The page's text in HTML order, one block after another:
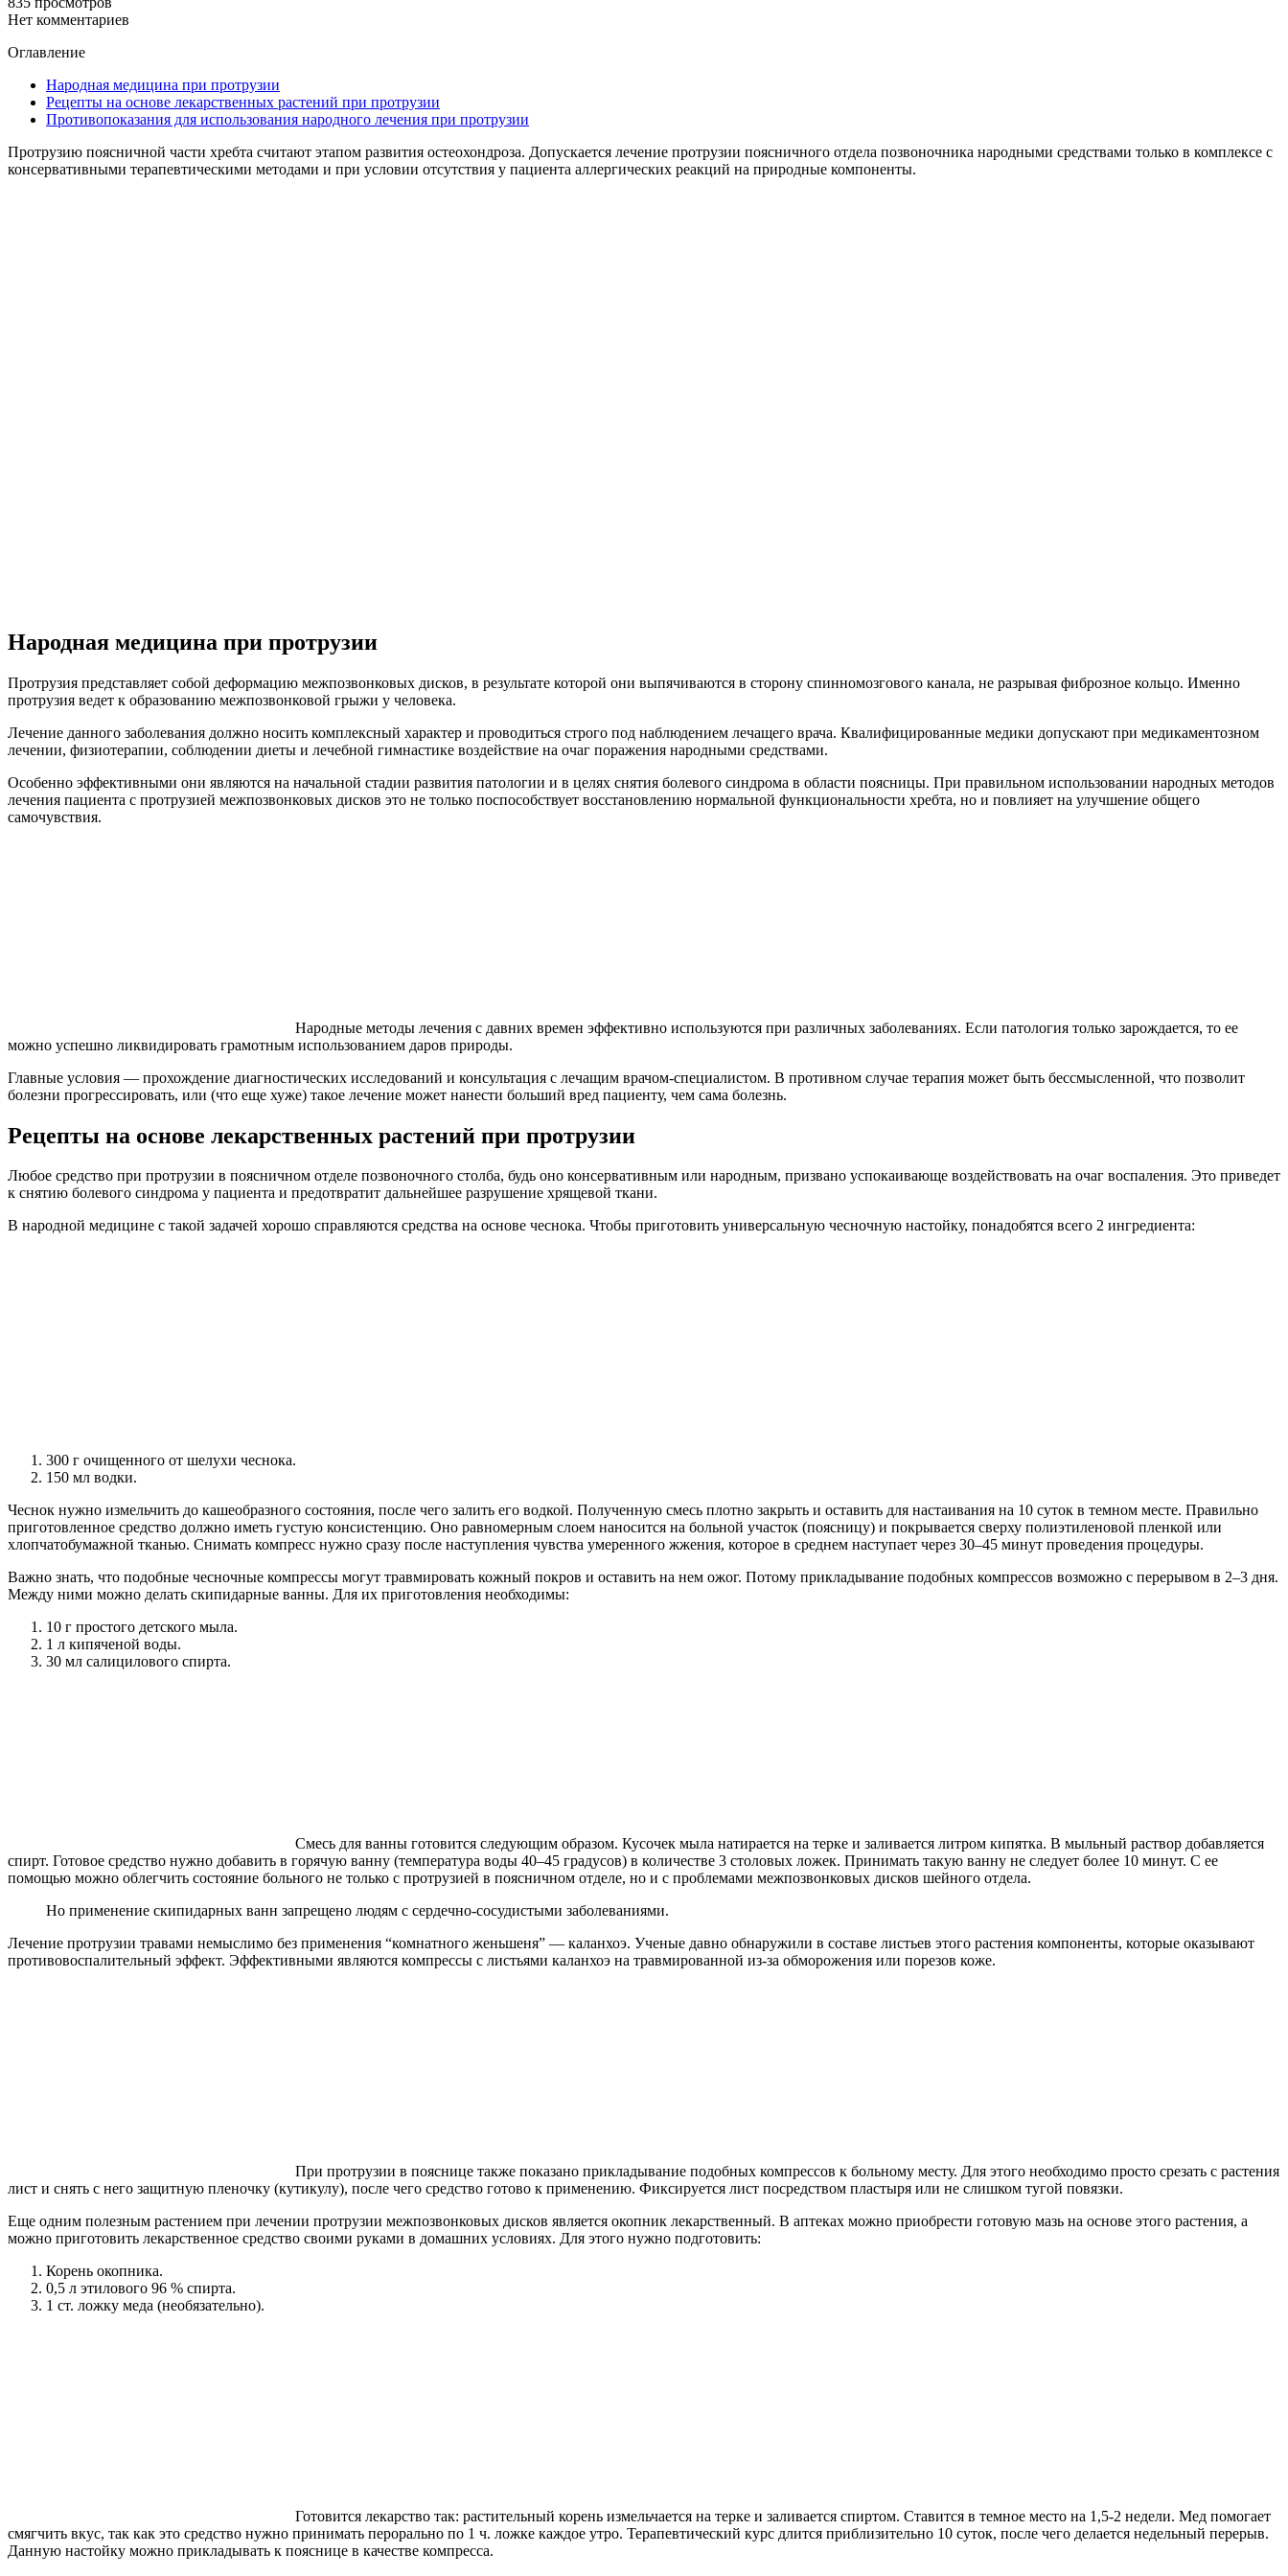
Нет комментариев
Оглавление
Народная медицина при протрузии
Рецепты на основе лекарственных растений при протрузии
Противопоказания для использования народного лечения при протрузии
Протрузию поясничной части хребта считают этапом развития остеохондроза. Допускается лечение протрузии поясничного отдела позвоночника народными средствами только в комплексе с
консервативными терапевтическими методами и при условии отсутствия у пациента аллергических реакций на природные компоненты.
Народная медицина при протрузии
Протрузия представляет собой деформацию межпозвонковых дисков, в результате которой они выпячиваются в сторону спинномозгового канала, не разрывая фиброзное кольцо. Именно
протрузия ведет к образованию межпозвонковой грыжи у человека.
Лечение данного заболевания должно носить комплексный характер и проводиться строго под наблюдением лечащего врача. Квалифицированные медики допускают при медикаментозном
лечении, физиотерапии, соблюдении диеты и лечебной гимнастике воздействие на очаг поражения народными средствами.
Особенно эффективными они являются на начальной стадии развития патологии и в целях снятия болевого синдрома в области поясницы. При правильном использовании народных методов
лечения пациента с протрузией межпозвонковых дисков это не только поспособствует восстановлению нормальной функциональности хребта, но и повлияет на улучшение общего
самочувствия.
Народные методы лечения с давних времен эффективно используются при различных заболеваниях. Если патология только зарождается, то ее
можно успешно ликвидировать грамотным использованием даров природы.
Главные условия — прохождение диагностических исследований и консультация с лечащим врачом-специалистом. В противном случае терапия может быть бессмысленной, что позволит
болезни прогрессировать, или (что еще хуже) такое лечение может нанести больший вред пациенту, чем сама болезнь.
Рецепты на основе лекарственных растений при протрузии
Любое средство при протрузии в поясничном отделе позвоночного столба, будь оно консервативным или народным, призвано успокаивающе воздействовать на очаг воспаления. Это приведет
к снятию болевого синдрома у пациента и предотвратит дальнейшее разрушение хрящевой ткани.
В народной медицине с такой задачей хорошо справляются средства на основе чеснока. Чтобы приготовить универсальную чесночную настойку, понадобятся всего 2 ингредиента:
300 г очищенного от шелухи чеснока.
150 мл водки.
Чеснок нужно измельчить до кашеобразного состояния, после чего залить его водкой. Полученную смесь плотно закрыть и оставить для настаивания на 10 суток в темном месте. Правильно
приготовленное средство должно иметь густую консистенцию. Оно равномерным слоем наносится на больной участок (поясницу) и покрывается сверху полиэтиленовой пленкой или
хлопчатобумажной тканью. Снимать компресс нужно сразу после наступления чувства умеренного жжения, которое в среднем наступает через 30–45 минут проведения процедуры.
Важно знать, что подобные чесночные компрессы могут травмировать кожный покров и оставить на нем ожог. Потому прикладывание подобных компрессов возможно с перерывом в 2–3 дня.
Между ними можно делать скипидарные ванны. Для их приготовления необходимы:
10 г простого детского мыла.
1 л кипяченой воды.
30 мл салицилового спирта.
Смесь для ванны готовится следующим образом. Кусочек мыла натирается на терке и заливается литром кипятка. В мыльный раствор добавляется
спирт. Готовое средство нужно добавить в горячую ванну (температура воды 40–45 градусов) в количестве 3 столовых ложек. Принимать такую ванну не следует более 10 минут. С ее
помощью можно облегчить состояние больного не только с протрузией в поясничном отделе, но и с проблемами межпозвонковых дисков шейного отдела.
Но применение скипидарных ванн запрещено людям с сердечно-сосудистыми заболеваниями.
Лечение протрузии травами немыслимо без применения “комнатного женьшеня” — каланхоэ. Ученые давно обнаружили в составе листьев этого растения компоненты, которые оказывают
противовоспалительный эффект. Эффективными являются компрессы с листьями каланхоэ на травмированной из-за обморожения или порезов коже.
При протрузии в пояснице также показано прикладывание подобных компрессов к больному месту. Для этого необходимо просто срезать с растения
лист и снять с него защитную пленочку (кутикулу), после чего средство готово к применению. Фиксируется лист посредством пластыря или не слишком тугой повязки.
Еще одним полезным растением при лечении протрузии межпозвонковых дисков является окопник лекарственный. В аптеках можно приобрести готовую мазь на основе этого растения, а
можно приготовить лекарственное средство своими руками в домашних условиях. Для этого нужно подготовить:
Корень окопника.
0,5 л этилового 96 % спирта.
1 ст. ложку меда (необязательно).
Готовится лекарство так: растительный корень измельчается на терке и заливается спиртом. Ставится в темное место на 1,5-2 недели. Мед помогает
смягчить вкус, так как это средство нужно принимать перорально по 1 ч. ложке каждое утро. Терапевтический курс длится приблизительно 10 суток, после чего делается недельный перерыв.
Данную настойку можно прикладывать к пояснице в качестве компресса.